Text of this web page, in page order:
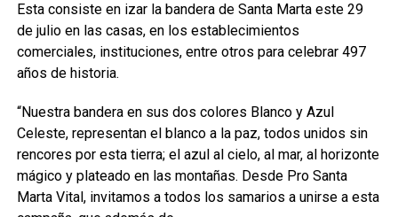
Esta consiste en izar la bandera de Santa Marta este 29
de julio en las casas, en los establecimientos
comerciales, instituciones, entre otros para celebrar 497
años de historia.
“Nuestra bandera en sus dos colores Blanco y Azul
Celeste, representan el blanco a la paz, todos unidos sin
rencores por esta tierra; el azul al cielo, al mar, al horizonte
mágico y plateado en las montañas. Desde Pro Santa
Marta Vital, invitamos a todos los samarios a unirse a esta